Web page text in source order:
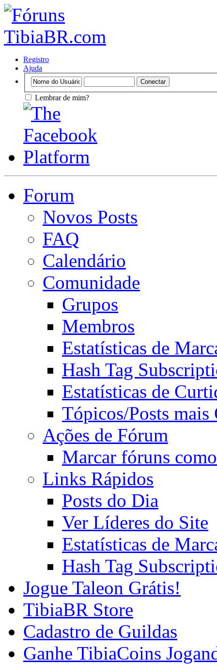
Registro
Ajuda
Lembrar de mim?
Forum
Novos Posts
FAQ
Calendário
Comunidade
Grupos
Membros
Estatísticas de
Hash Tag
Estatísticas de
Tópicos/Posts mais
Ações de Fórum
Marcar fóruns
Links Rápidos
Posts do Dia
Ver Líderes do Site
Estatísticas de
Hash Tag
Jogue Taleon Grátis!
TibiaBR Store
Cadastro de Guildas
Ganhe TibiaCoins